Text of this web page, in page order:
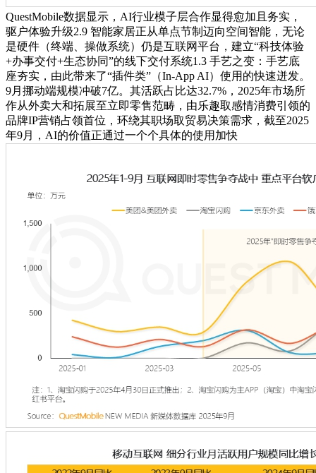
QuestMobile数据显示，AI行业模子层合作显得愈加且务实，
驱户体验升级2.9 智能家居正从单点节制迈向空间智能，无论
是硬件（终端、操做系统）仍是互联网平台，建立“科技体验
+办事交付+生态协同”的线下交付系统1.3 手艺之变：手艺底
座夯实，由此带来了“插件类”（In-App AI）使用的快速迸发。
9月挪动端规模冲破7亿。其活跃占比达32.7%，2025年市场所
作从外卖大和拓展至立即零售范畴，由乐趣取感情消费引领的
品牌IP营销占领首位，环绕其职场取贸易决策需求，截至2025
年9月，AI的价值正通过一个个具体的使用加快